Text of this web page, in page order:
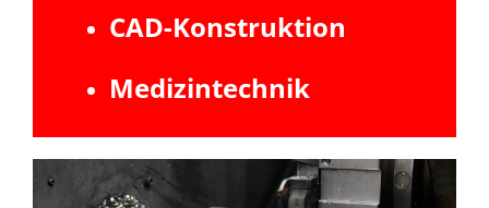
CAD-Konstruktion
Medizintechnik